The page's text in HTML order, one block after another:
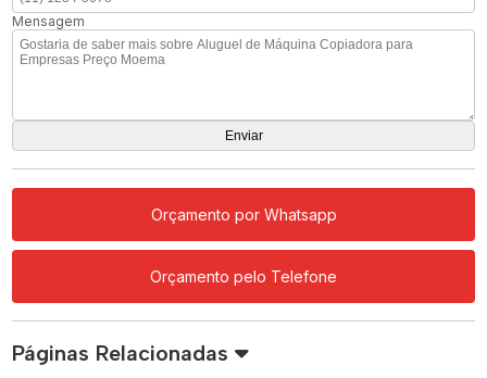
Mensagem
Orçamento por Whatsapp
Orçamento pelo Telefone
Páginas Relacionadas